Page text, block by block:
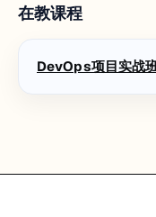
在教课程
DevOps项目实战